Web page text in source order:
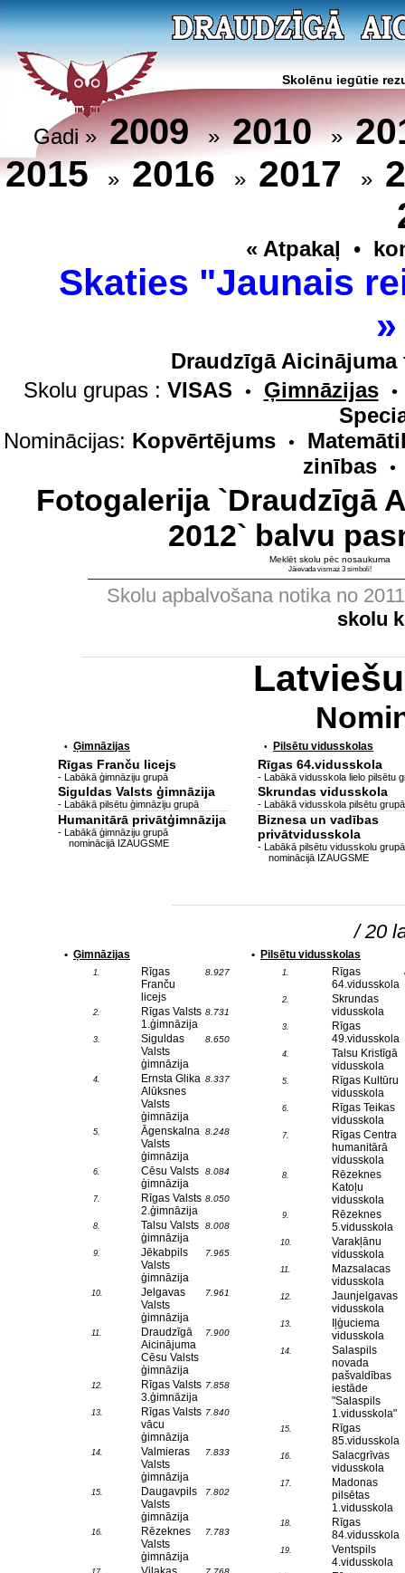
Skolēnu iegūtie
Gadi »2009 »2010 »
2015
» 2016 » 2017 »
« Atpakaļ •
Skaties "Jaunais
Draudzīgā
Skolu grupas : VISAS • Ģimnāzijas •
Nominācijas: Kopvērtējums •
zinības
•
Fotogalerija `Draudzīgā
2012` balvu
Meklēt skolu pēc nosaukuma
Jāievada vismaz 3 simboli!
Skolu apbalvošana notika no
skolu
• Ģimnāzijas
Rīgas Franču licejs
- Labākā ģimnāziju grupā
Siguldas Valsts ģimnāzija
- Labākā pilsētu ģimnāziju grupā
Humanitārā privātģimnāzija
- Labākā ģimnāziju grupā
nominācijā IZAUGSME
• Pilsētu vidusskolas
Rīgas 64.vidusskola
- Labākā vidusskola lielo pilsētu
Skrundas vidusskola
- Labākā vidusskola pilsētu grupā
Biznesa un vadības
privātvidusskola
- Labākā pilsētu vidusskolu grupā
nominācijā IZAUGSME
/ 20
• Ģimnāzijas
1.
Rīgas
Franču
licejs
8.927
2.
Rīgas Valsts
1.ģimnāzija
8.731
3.
Siguldas
Valsts
ģimnāzija
8.650
4.
Ernsta Glika
Alūksnes
Valsts
ģimnāzija
8.337
5.
Āgenskalna
Valsts
ģimnāzija
8.248
6.
Cēsu Valsts
ģimnāzija
8.084
7.
Rīgas Valsts
2.ģimnāzija
8.050
8.
Talsu Valsts
ģimnāzija
8.008
9.
Jēkabpils
Valsts
ģimnāzija
7.965
10.
Jelgavas
Valsts
ģimnāzija
7.961
11.
Draudzīgā
Aicinājuma
Cēsu Valsts
ģimnāzija
7.900
12.
Rīgas Valsts
3.ģimnāzija
7.858
13.
Rīgas Valsts
vācu
ģimnāzija
7.840
14.
Valmieras
Valsts
ģimnāzija
7.833
15.
Daugavpils
Valsts
ģimnāzija
7.802
16.
Rēzeknes
Valsts
ģimnāzija
7.783
• Pilsētu vidusskolas
1.
Rīgas
64.vidusskola
2.
Skrundas
vidusskola
3.
Rīgas
49.vidusskola
4.
Talsu Kristīgā
vidusskola
5.
Rīgas Kultūru
vidusskola
6.
Rīgas Teikas
vidusskola
7.
Rīgas Centra
humanitārā
vidusskola
8.
Rēzeknes
Katoļu
vidusskola
9.
Rēzeknes
5.vidusskola
10.
Varakļānu
vidusskola
11.
Mazsalacas
vidusskola
12.
Jaunjelgavas
vidusskola
13.
Iļģuciema
vidusskola
14.
Salaspils
novada
pašvaldības
iestāde
"Salaspils
1.vidusskola"
15.
Rīgas
85.vidusskola
16.
Salacgrīvas
vidusskola
17.
Madonas
pilsētas
1.vidusskola
18.
Rīgas
84.vidusskola
19.
Ventspils
4.vidusskola